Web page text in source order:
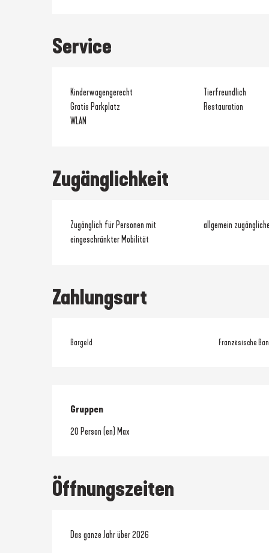
Service
Kinderwagengerecht Tierfreundlich
Gratis Parkplatz
Restauration
WLAN
Zugänglichkeit
Zugänglich für Personen mit
eingeschränkter Mobilität
allgemein
Zahlungsart
Bargeld Französische
Gruppen
Gruppen
20 Person (en) Max
Öffnungszeiten
Das ganze Jahr über 2026